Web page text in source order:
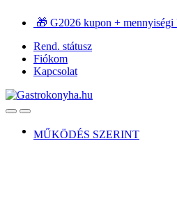
🎁 G2026 kupon + mennyiségi
Rend. státusz
Fiókom
Kapcsolat
OpenClose
MŰKÖDÉS SZERINT